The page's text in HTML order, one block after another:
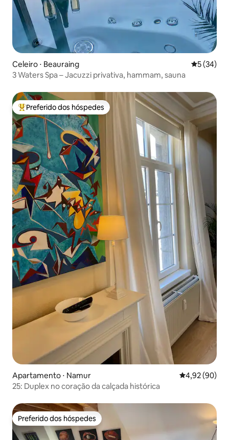
Celeiro ⋅ Beauraing 5 de uma
5 (34)
3 Waters Spa – Jacuzzi privativa, hammam, sauna
Entre os melhores preferidos dos hóspedes
Preferido dos hóspedes
Apartamento ⋅ Namur 4,92 de uma
4,92 (90)
25: Duplex no coração da calçada histórica
Preferido dos hóspedes
Preferido dos hóspedes